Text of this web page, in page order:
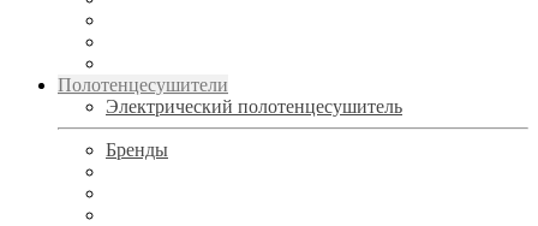
Полотенцесушители
Электрический полотенцесушитель
Бренды